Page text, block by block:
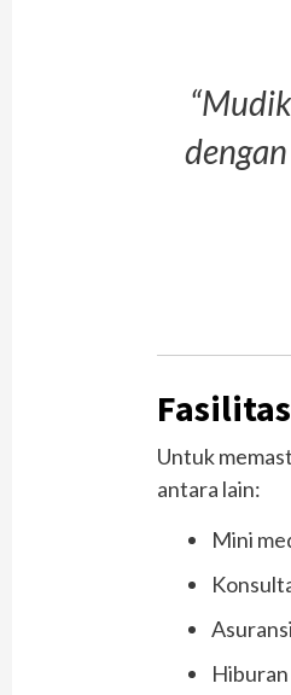
Untuk
antara lain:
Mini
Hiburan